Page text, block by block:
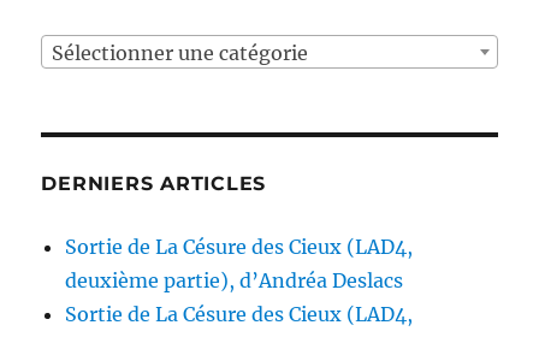
Sélectionner une catégorie
DERNIERS ARTICLES
Sortie de La Césure des Cieux (LAD4,
deuxième partie), d’Andréa Deslacs
Sortie de La Césure des Cieux (LAD4,